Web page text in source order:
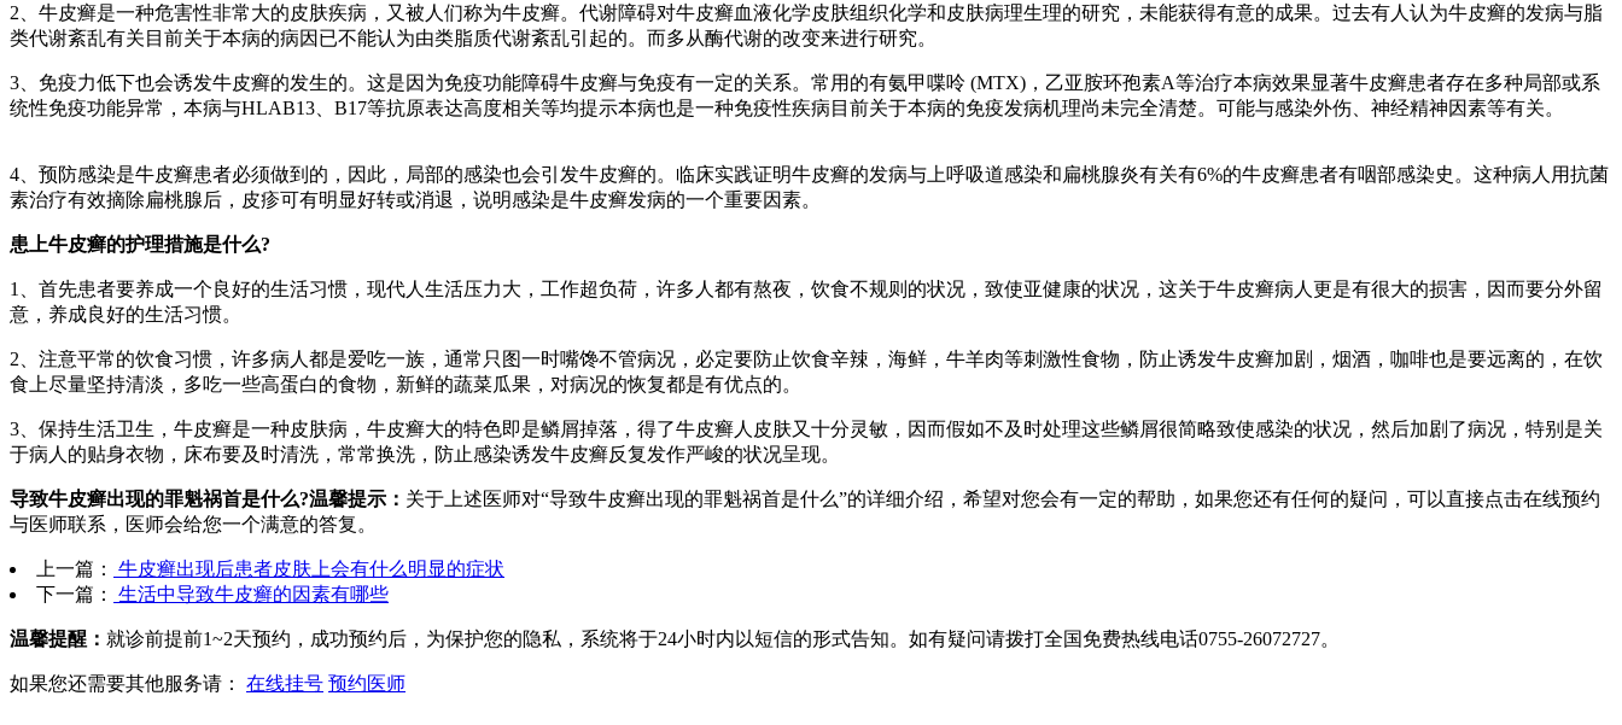
2、牛皮癣是一种危害性非常大的皮肤疾病，又被人们称为牛皮癣。代谢障碍对牛皮癣血液化学皮肤组织化学和皮肤病理生理的研究，未能获得有意的成果。过去有人认为牛皮癣的发病与脂
类代谢紊乱有关目前关于本病的病因已不能认为由类脂质代谢紊乱引起的。而多从酶代谢的改变来进行研究。
3、免疫力低下也会诱发牛皮癣的发生的。这是因为免疫功能障碍牛皮癣与免疫有一定的关系。常用的有氨甲喋呤 (MTX)，乙亚胺环孢素A等治疗本病效果显著牛皮癣患者存在多种局部或系
统性免疫功能异常，本病与HLAB13、B17等抗原表达高度相关等均提示本病也是一种免疫性疾病目前关于本病的免疫发病机理尚未完全清楚。可能与感染外伤、神经精神因素等有关。
4、预防感染是牛皮癣患者必须做到的，因此，局部的感染也会引发牛皮癣的。临床实践证明牛皮癣的发病与上呼吸道感染和扁桃腺炎有关有6%的牛皮癣患者有咽部感染史。这种病人用抗菌
素治疗有效摘除扁桃腺后，皮疹可有明显好转或消退，说明感染是牛皮癣发病的一个重要因素。
患上牛皮癣的护理措施是什么?
1、首先患者要养成一个良好的生活习惯，现代人生活压力大，工作超负荷，许多人都有熬夜，饮食不规则的状况，致使亚健康的状况，这关于牛皮癣病人更是有很大的损害，因而要分外留
意，养成良好的生活习惯。
2、注意平常的饮食习惯，许多病人都是爱吃一族，通常只图一时嘴馋不管病况，必定要防止饮食辛辣，海鲜，牛羊肉等刺激性食物，防止诱发牛皮癣加剧，烟酒，咖啡也是要远离的，在饮
食上尽量坚持清淡，多吃一些高蛋白的食物，新鲜的蔬菜瓜果，对病况的恢复都是有优点的。
3、保持生活卫生，牛皮癣是一种皮肤病，牛皮癣大的特色即是鳞屑掉落，得了牛皮癣人皮肤又十分灵敏，因而假如不及时处理这些鳞屑很简略致使感染的状况，然后加剧了病况，特别是关
于病人的贴身衣物，床布要及时清洗，常常换洗，防止感染诱发牛皮癣反复发作严峻的状况呈现。
导致牛皮癣出现的罪魁祸首是什么?温馨提示： 关于上述医师对“导致牛皮癣出现的罪魁祸首是什么”的详细介绍，希望对您会有一定的帮助，如果您还有任何的疑问，可以直接点击在线预约
与医师联系，医师会给您一个满意的答复。
上一篇：
牛皮癣出现后患者皮肤上会有什么明显的症状
下一篇：
生活中导致牛皮癣的因素有哪些
温馨提醒： 就诊前提前1~2天预约，成功预约后，为保护您的隐私，系统将于24小时内以短信的形式告知。如有疑问请拨打全国免费热线电话0755-26072727。
如果您还需要其他服务请： 在线挂号 预约医师